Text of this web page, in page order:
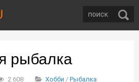
рыбалка
2 608 Хобби / Рыбалка